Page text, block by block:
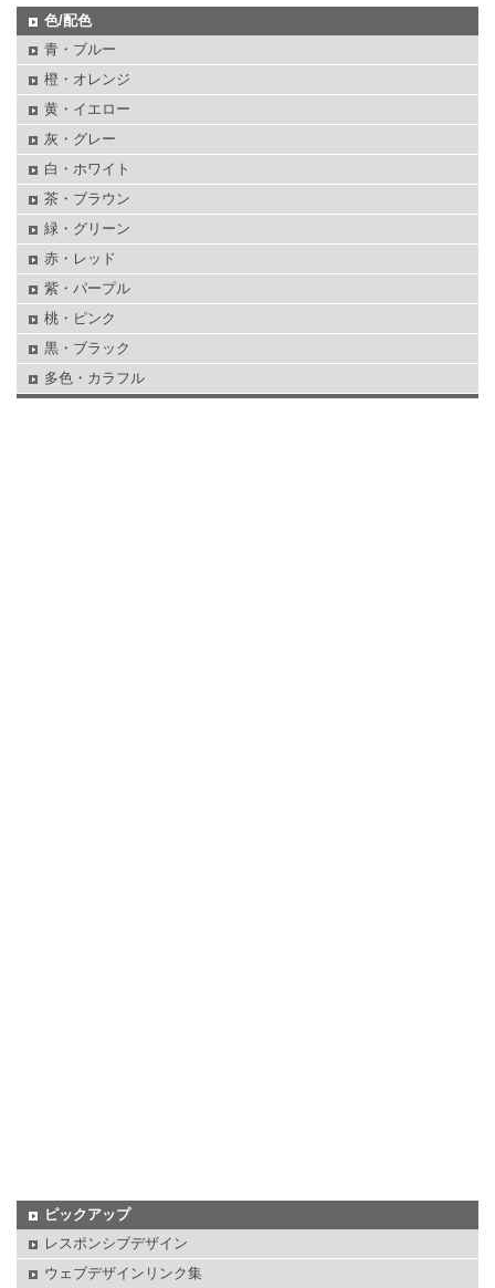
色/配色
青・ブルー
橙・オレンジ
黄・イエロー
灰・グレー
白・ホワイト
茶・ブラウン
緑・グリーン
赤・レッド
紫・パープル
桃・ピンク
黒・ブラック
多色・カラフル
ピックアップ
レスポンシブデザイン
ウェブデザインリンク集